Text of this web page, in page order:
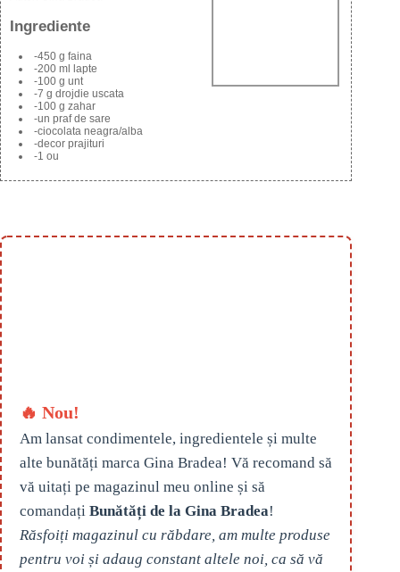
Ingrediente
-450 g faina
-200 ml lapte
-100 g unt
-7 g drojdie uscata
-100 g zahar
-un praf de sare
-ciocolata neagra/alba
-decor prajituri
-1 ou
🔥 Nou!
Am lansat condimentele, ingredientele și multe
alte bunătăți marca Gina Bradea! Vă recomand să
vă uitați pe magazinul meu online și să
comandați Bunătăți de la Gina Bradea!
Răsfoiți magazinul cu răbdare, am multe produse
pentru voi și adaug constant altele noi, ca să vă